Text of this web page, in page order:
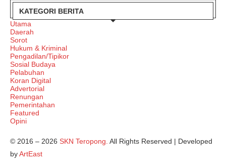
KATEGORI BERITA
Utama
Daerah
Sorot
Hukum & Kriminal
Pengadilan/Tipikor
Sosial Budaya
Pelabuhan
Koran Digital
Advertorial
Renungan
Pemerintahan
Featured
Opini
© 2016 – 2026 SKN Teropong. All Rights Reserved | Developed
byArtEast